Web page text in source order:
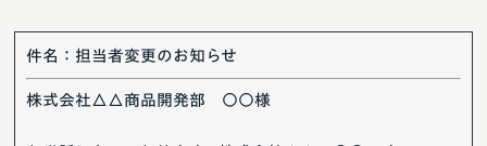
件名：担当者変更のお知らせ
株式会社△△商品開発部 ○○様